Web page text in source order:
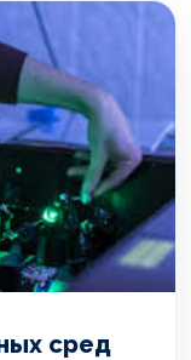
сред